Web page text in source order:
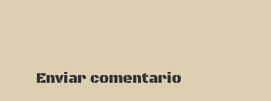
Enviar comentario